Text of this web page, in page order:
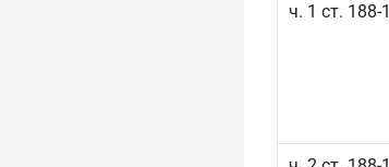
ч. 1 ст. 188-1